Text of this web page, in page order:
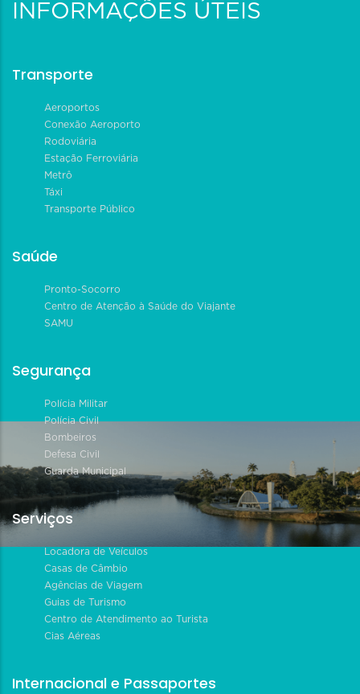
INFORMAÇÕES ÚTEIS
Transporte
Aeroportos
Conexão Aeroporto
Rodoviária
Estação Ferroviária
Metrô
Táxi
Transporte Público
Saúde
Pronto-Socorro
Centro de Atenção à Saúde do Viajante
SAMU
Segurança
Polícia Militar
Polícia Civil
Bombeiros
Defesa Civil
Guarda Municipal
Serviços
Locadora de Veículos
Casas de Câmbio
Agências de Viagem
Guias de Turismo
Centro de Atendimento ao Turista
Cias Aéreas
Internacional e Passaportes